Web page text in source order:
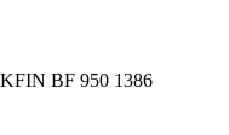
BF 950 1386